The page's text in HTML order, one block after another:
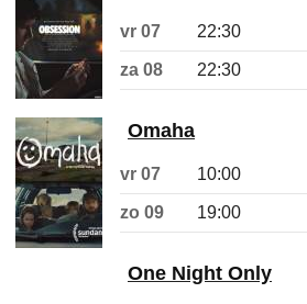
vr 07 22:30
za 08 22:30
Omaha
vr 07 10:00
zo 09 19:00
One Night Only